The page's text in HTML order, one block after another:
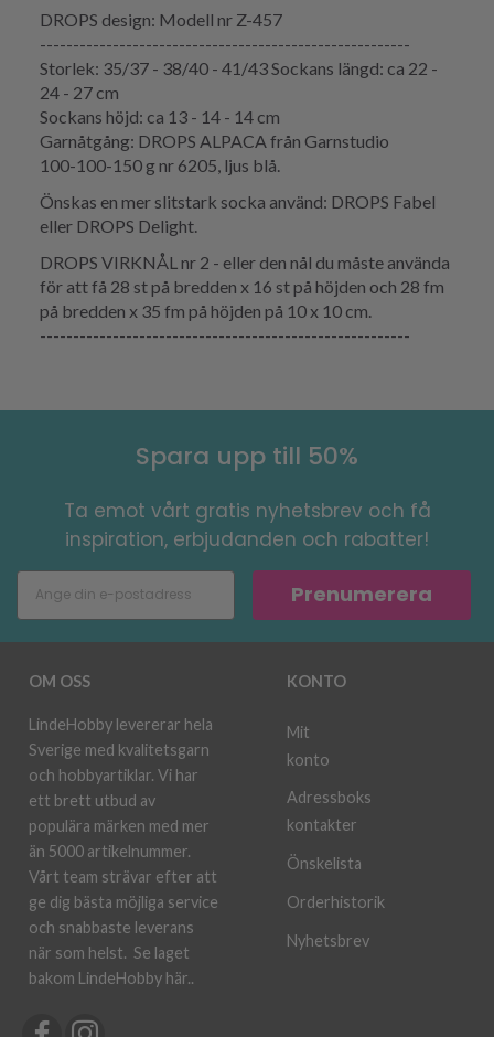
DROPS design: Modell nr Z-457
--------------------------------------------------------
Storlek: 35/37 - 38/40 - 41/43 Sockans längd: ca 22 -
24 - 27 cm
Sockans höjd: ca 13 - 14 - 14 cm
Garnåtgång: DROPS ALPACA från Garnstudio
100-100-150 g nr 6205, ljus blå.
Önskas en mer slitstark socka använd: DROPS Fabel
eller DROPS Delight.
DROPS VIRKNÅL nr 2 - eller den nål du måste använda
för att få 28 st på bredden x 16 st på höjden och 28 fm
på bredden x 35 fm på höjden på 10 x 10 cm.
--------------------------------------------------------
Spara upp till 50%
Ta emot vårt gratis nyhetsbrev och få
inspiration, erbjudanden och rabatter!
Prenumerera
OM OSS
LindeHobby levererar hela
Sverige med kvalitetsgarn
och hobbyartiklar. Vi har
ett brett utbud av
populära märken med mer
än 5000 artikelnummer.
Vårt team strävar efter att
ge dig bästa möjliga service
och snabbaste leverans
när som helst. Se laget
bakom LindeHobby här..
KONTO
Mit
konto
Adressboks
kontakter
Önskelista
Orderhistorik
Nyhetsbrev